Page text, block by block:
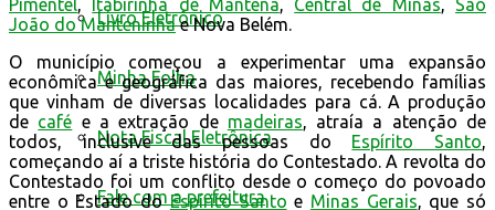
Livro Eletrônico
Minha Folha
Nota Fiscal Eletrônica
Fale com a prefeitura
Pimentel, Itabirinha de Mantena, Central de Minas, São
João do Manteninhae Nova Belém.
O município começou a experimentar uma expansão
econômica e geográfica das maiores, recebendo famílias
que vinham de diversas localidades para cá. A produção
de café e a extração de madeiras, atraía a atenção de
todos, inclusive das pessoas do Espírito Santo,
começando aí a triste história do Contestado. A revolta do
Contestado foi um conflito desde o começo do povoado
entre o Estado doEspírito Santo e Minas Gerais, que só